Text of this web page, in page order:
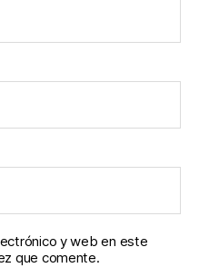
y web en este
que comente.